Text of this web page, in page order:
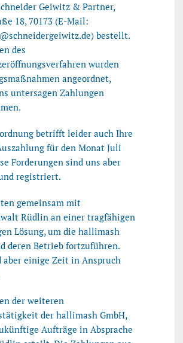
Geiwitz & Partner,
18, 70173 (E-Mail:
bestellt.
des
wurden
angeordnet,
untersagen Zahlungen
betrifft leider auch Ihre
für den Monat Juli
Forderungen sind uns aber
registriert.
gemeinsam mit
Rüdlin an einer tragfähigen
Lösung, um die hallimash
deren Betrieb fortzuführen.
aber einige Zeit in Anspruch
der weiteren
der hallimash GmbH,
Aufträge in Absprache